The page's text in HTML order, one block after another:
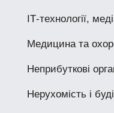
ІТ-технології,
Медицина та
Неприбуткові
Нерухомість і